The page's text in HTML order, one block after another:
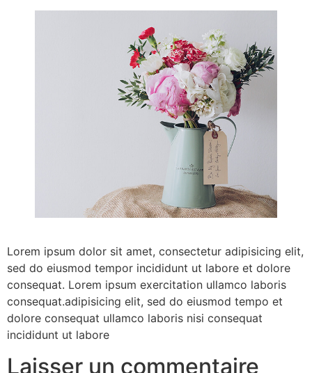
Lorem ipsum dolor sit amet, consectetur adipisicing elit,
sed do eiusmod tempor incididunt ut labore et dolore
consequat. Lorem ipsum exercitation ullamco laboris
consequat.adipisicing elit, sed do eiusmod tempo et
dolore consequat ullamco laboris nisi consequat
incididunt ut labore
Laisser un commentaire